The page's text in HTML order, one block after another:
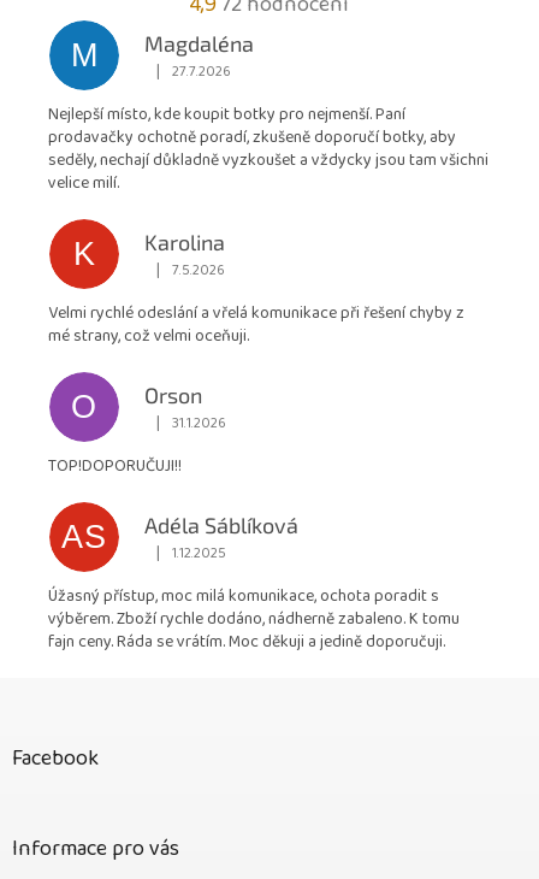
hodnocení
obchodu
4,9
z
M
Magdaléna
Hodnocení obchodu je 5 z 5 hvězdiček.
| 27.7.2026
Nejlepší místo, kde koupit botky pro nejmenší. Paní
prodavačky ochotně poradí, zkušeně doporučí botky, aby
seděly, nechají důkladně vyzkoušet a vždycky jsou tam všichni
velice milí.
K
Karolina
Hodnocení obchodu je 5 z 5 hvězdiček.
| 7.5.2026
Velmi rychlé odeslání a vřelá komunikace při řešení chyby z
mé strany, což velmi oceňuji.
O
Orson
Hodnocení obchodu je 5 z 5 hvězdiček.
| 31.1.2026
TOP!DOPORUČUJI!!
AS
Adéla Sáblíková
Hodnocení obchodu je 5 z 5 hvězdiček.
| 1.12.2025
Úžasný přístup, moc milá komunikace, ochota poradit s
výběrem. Zboží rychle dodáno, nádherně zabaleno. K tomu
fajn ceny. Ráda se vrátím. Moc děkuji a jedině doporučuji.
Facebook
Informace pro vás